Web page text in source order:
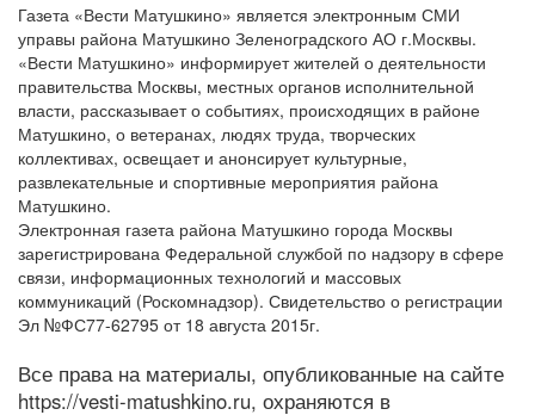
Газета «Вести Матушкино» является электронным СМИ
управы района Матушкино Зеленоградского АО г.Москвы.
«Вести Матушкино» информирует жителей о деятельности
правительства Москвы, местных органов исполнительной
власти, рассказывает о событиях, происходящих в районе
Матушкино, о ветеранах, людях труда, творческих
коллективах, освещает и анонсирует культурные,
развлекательные и спортивные мероприятия района
Матушкино.
Электронная газета района Матушкино города Москвы
зарегистрирована Федеральной службой по надзору в сфере
связи, информационных технологий и массовых
коммуникаций (Роскомнадзор). Свидетельство о регистрации
Эл №ФС77-62795 от 18 августа 2015г.
Все права на материалы, опубликованные на сайте
https://vesti-matushkino.ru, охраняются в